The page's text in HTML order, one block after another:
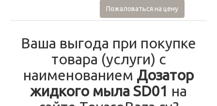
Пожаловаться на цену
Ваша выгода при покупке
товара (услуги) с
наименованием Дозатор
жидкого мыла SD01 на